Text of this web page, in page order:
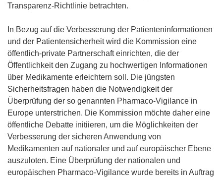
Transparenz-Richtlinie betrachten.
In Bezug auf die Verbesserung der Patienteninformationen
und der Patientensicherheit wird die Kommission eine
öffentlich-private Partnerschaft einrichten, die der
Öffentlichkeit den Zugang zu hochwertigen Informationen
über Medikamente erleichtern soll. Die jüngsten
Sicherheitsfragen haben die Notwendigkeit der
Überprüfung der so genannten Pharmaco-Vigilance in
Europe unterstrichen. Die Kommission möchte daher eine
öffentliche Debatte initiieren, um die Möglichkeiten der
Verbesserung der sicheren Anwendung von
Medikamenten auf nationaler und auf europäischer Ebene
auszuloten. Eine Überprüfung der nationalen und
europäischen Pharmaco-Vigilance wurde bereits in Auftrag